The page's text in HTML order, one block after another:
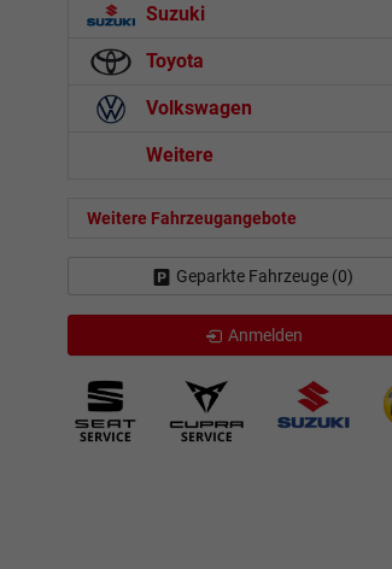
Suzuki
Toyota
Volkswagen
Weitere
Weitere Fahrzeugangebote
Geparkte Fahrzeuge (0)
Anmelden